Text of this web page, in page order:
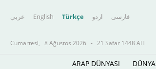
عربي English Türkçe اردو فارسى
Cumartesi, 8 Ağustos 2026 - 21 Safar 1448 AH
ARAP DÜNYASI DÜNYA